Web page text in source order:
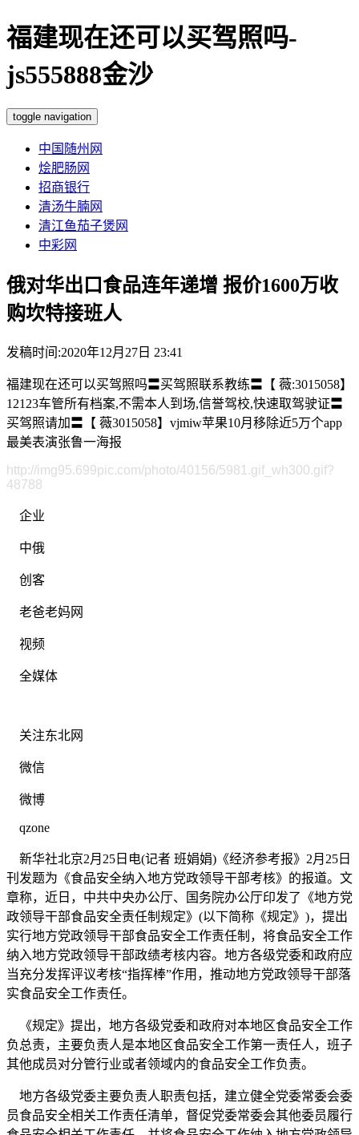
福建现在还可以买驾照吗-
js555888金沙
toggle navigation
中国随州网
烩肥肠网
招商银行
清汤牛腩网
清江鱼茄子煲网
中彩网
俄对华出口食品连年递增 报价1600万收
购坎特接班人
发稿时间:2020年12月27日 23:41
福建现在还可以买驾照吗〓买驾照联系教练〓【 薇:3015058】
12123车管所有档案,不需本人到场,信誉驾校,快速取驾驶证〓
买驾照请加〓【 薇3015058】vjmiw苹果10月移除近5万个app
最美表演张鲁一海报
http://img95.699pic.com/photo/40156/5981.gif_wh300.gif?
48788
企业
中俄
创客
老爸老妈网
视频
全媒体
关注东北网
微信
微博
qzone
新华社北京2月25日电(记者 班娟娟)《经济参考报》2月25日
刊发题为《食品安全纳入地方党政领导干部考核》的报道。文
章称，近日，中共中央办公厅、国务院办公厅印发了《地方党
政领导干部食品安全责任制规定》(以下简称《规定》)，提出
实行地方党政领导干部食品安全工作责任制，将食品安全工作
纳入地方党政领导干部政绩考核内容。地方各级党委和政府应
当充分发挥评议考核“指挥棒”作用，推动地方党政领导干部落
实食品安全工作责任。
《规定》提出，地方各级党委和政府对本地区食品安全工作
负总责，主要负责人是本地区食品安全工作第一责任人，班子
其他成员对分管行业或者领域内的食品安全工作负责。
地方各级党委主要负责人职责包括，建立健全党委常委会委
员食品安全相关工作责任清单，督促党委常委会其他委员履行